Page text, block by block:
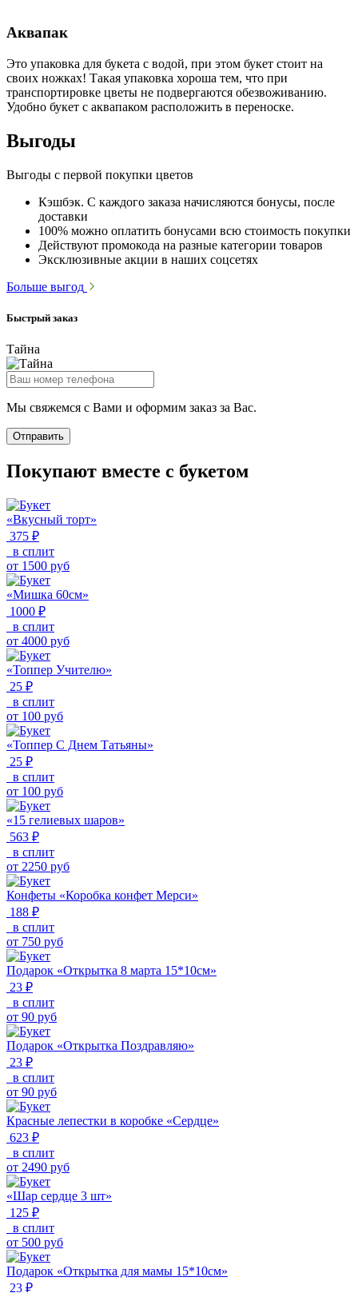
Аквапак
Это упаковка для букета с водой, при этом букет стоит на
своих ножках! Такая упаковка хороша тем, что при
транспортировке цветы не подвергаются обезвоживанию.
Удобно букет с аквапаком расположить в переноске.
Выгоды
Выгоды с первой покупки цветов
Кэшбэк. С каждого заказа начисляются бонусы, после
доставки
100% можно оплатить бонусами всю стоимость покупки
Действуют промокода на разные категории товаров
Эксклюзивные акции в наших соцсетях
Больше выгод
Быстрый заказ
Тайна
Мы свяжемся с Вами и оформим заказ за Вас.
Отправить
Покупают вместе с букетом
«Вкусный торт»
375 ₽
в сплит
от 1500 руб
«Мишка 60см»
1000 ₽
в сплит
от 4000 руб
«Топпер Учителю»
25 ₽
в сплит
от 100 руб
«Топпер С Днем Татьяны»
25 ₽
в сплит
от 100 руб
«15 гелиевых шаров»
563 ₽
в сплит
от 2250 руб
Конфеты «Коробка конфет Мерси»
188 ₽
в сплит
от 750 руб
Подарок «Открытка 8 марта 15*10см»
23 ₽
в сплит
от 90 руб
Подарок «Открытка Поздравляю»
23 ₽
в сплит
от 90 руб
Красные лепестки в коробке «Сердце»
623 ₽
в сплит
от 2490 руб
«Шар сердце 3 шт»
125 ₽
в сплит
от 500 руб
Подарок «Открытка для мамы 15*10см»
23 ₽